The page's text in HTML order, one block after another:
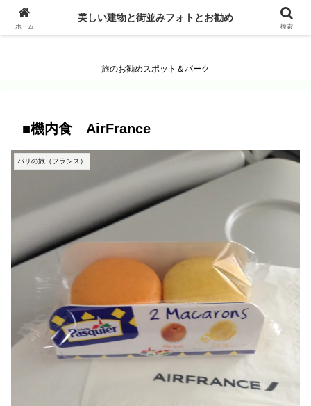
美しい建物と街並みフォトとお勧め
旅のお勧めスポット＆パーク
■機内食 AirFrance
パリの旅（フランス）
ホーム
美しい建物と街並みフォトとお勧め
検索